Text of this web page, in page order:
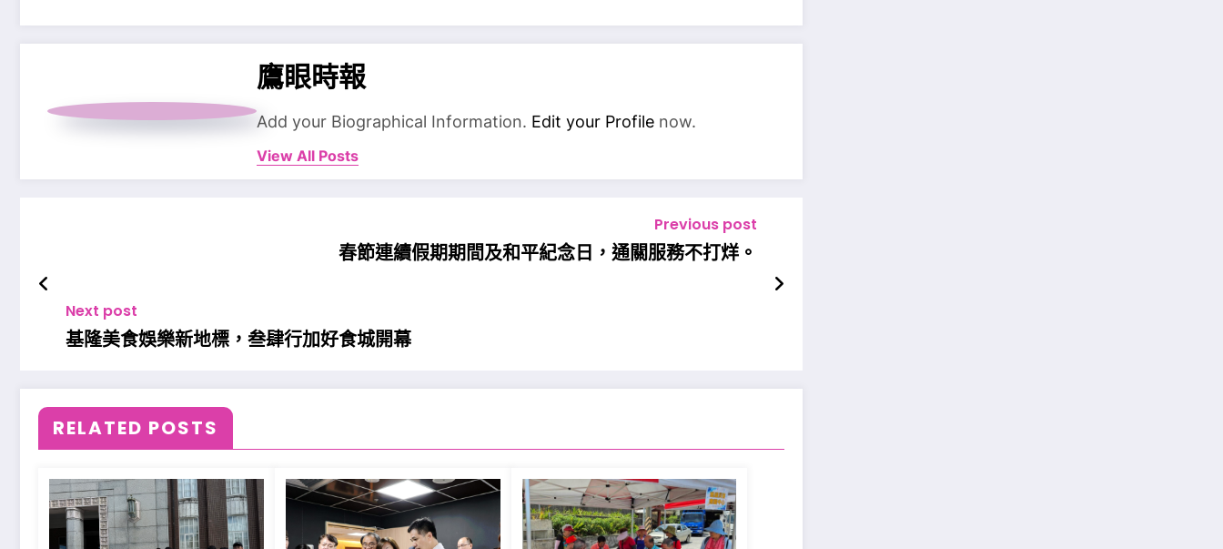
鷹眼時報
Add your Biographical Information. Edit your Profile now.
View All Posts
Previous post
春節連續假期期間及和平紀念日，通關服務不打烊。
Next post
基隆美食娛樂新地標，叁肆行加好食城開幕
RELATED POSTS